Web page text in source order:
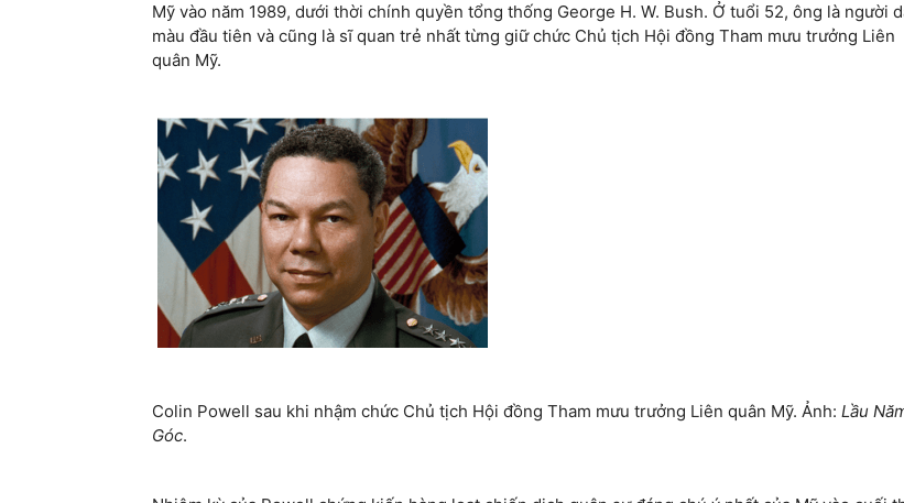
Mỹ vào năm 1989, dưới thời chính quyền tổng thống George H. W. Bush. Ở tuổi 52, ông là người
màu đầu tiên và cũng là sĩ quan trẻ nhất từng giữ chức Chủ tịch Hội đồng Tham mưu trưởng Liên
quân Mỹ.
Colin Powell sau khi nhậm chức Chủ tịch Hội đồng Tham mưu trưởng Liên quân Mỹ. Ảnh: Lầu
Góc.